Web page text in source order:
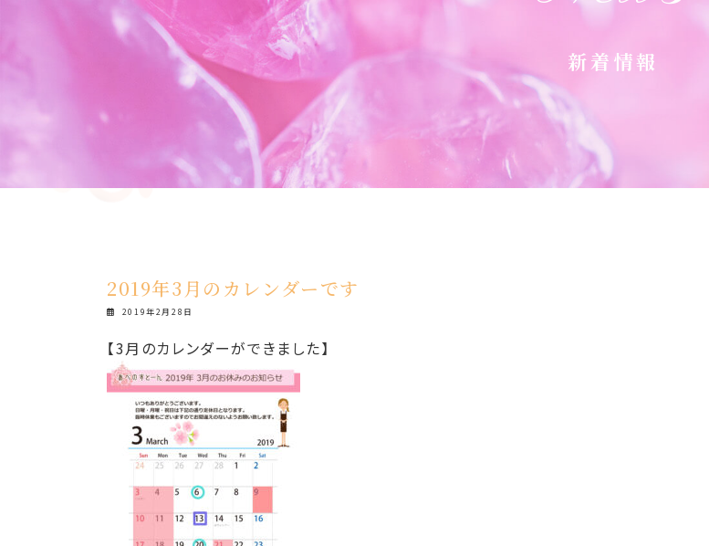
新着情報
2019年3月のカレンダーです
2019年2月28日
【3月のカレンダーができました】